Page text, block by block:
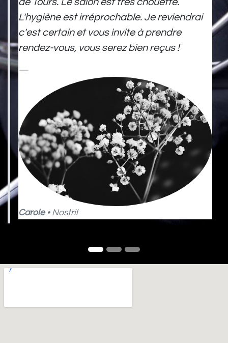
L'hygiène est irréprochable. Je reviendrai
c'est certain et vous invite à prendre
rendez-vous, vous serez bien reçus !
Carole• Nostril